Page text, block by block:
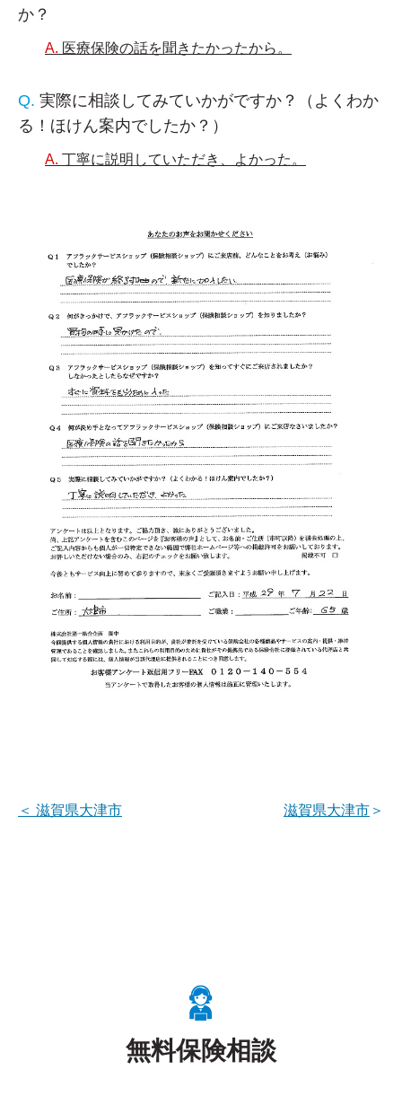
か？
医療保険の話を聞きたかったから。
実際に相談してみていかがですか？（よくわか
る！ほけん案内でしたか？）
丁寧に説明していただき、よかった。
＜ 滋賀県大津市 ＞
滋賀県大津市
無料保険相談